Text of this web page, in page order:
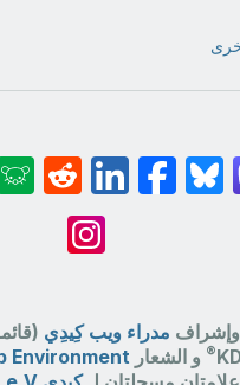
وإشراف مدراء ويب كِيدِي
® و الشعار Environment